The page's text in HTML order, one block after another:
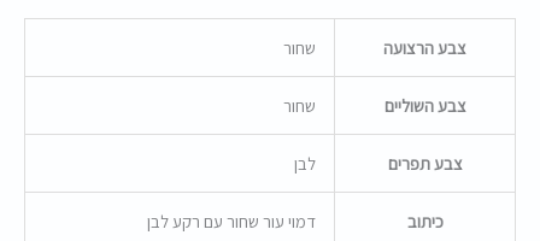
צבע הרצועה שחור
צבע השוליים שחור
צבע תפרים לבן
כיתוב דמוי עור שחור עם רקע לבן